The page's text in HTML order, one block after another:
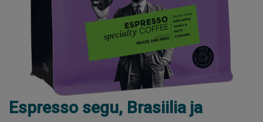
Espresso segu, Brasiilia ja